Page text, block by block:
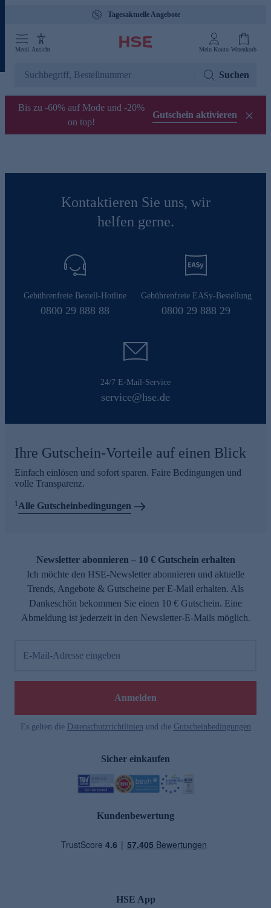
Tagesaktuelle Angebote
Menü Ansicht Mein Konto Warenkorb
Suchen
Bis zu -60% auf Mode und -20%
on top!
Gutschein aktivieren
Kontaktieren Sie uns, wir
helfen gerne.
Gebührenfreie Bestell-Hotline
0800 29 888 88
Gebührenfreie EASy-Bestellung
0800 29 888 29
24/7 E-Mail-Service
service@hse.de
Ihre Gutschein-Vorteile auf einen Blick
Einfach einlösen und sofort sparen. Faire Bedingungen und
volle Transparenz.
1Alle Gutscheinbedingungen
Newsletter abonnieren – 10 € Gutschein erhalten
Ich möchte den HSE-Newsletter abonnieren und aktuelle
Trends, Angebote & Gutscheine per E-Mail erhalten. Als
Dankeschön bekommen Sie einen 10 € Gutschein. Eine
Abmeldung ist jederzeit in den Newsletter-E-Mails möglich.
E-Mail-Adresse eingeben
Anmelden
Es gelten die Datenschutzrichtlinien und die Gutscheinbedingungen
Sicher einkaufen
Kundenbewertung
HSE App